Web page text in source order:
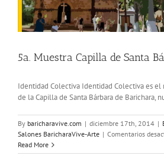
5a. Muestra Capilla de Santa
Identidad Colectiva Identidad Colectiva es el
de la Capilla de Santa Bárbara de Barichara,
By baricharavive.com | diciembre 17th, 2014 |
Salones BaricharaVive-Arte | Comentarios
Read More